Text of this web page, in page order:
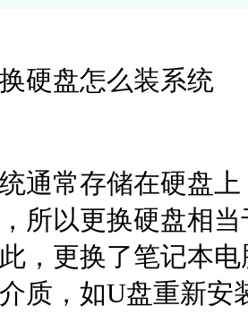
硬盘怎么装系统
通常存储在硬盘
所以更换硬盘相
，更换了笔记本
质，如U盘重新安